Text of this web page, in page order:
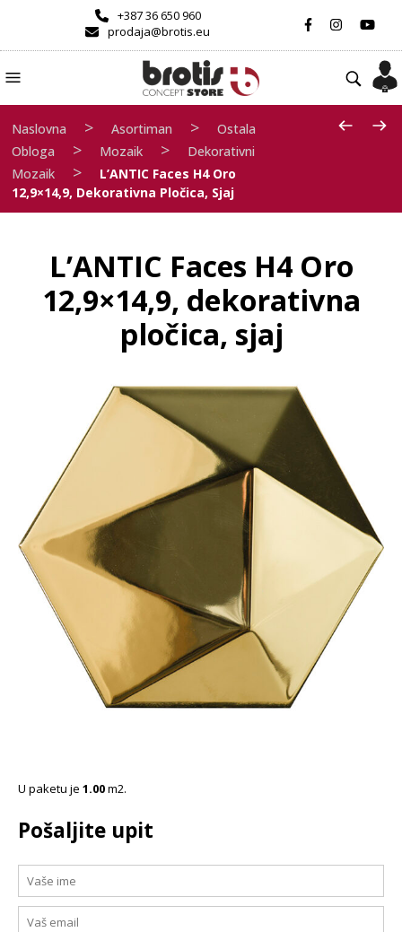
+387 36 650 960
prodaja@brotis.eu
Naslovna > Asortiman >
Ostala
Obloga
> Mozaik >
Dekorativni
Mozaik
>
L’ANTIC Faces H4 Oro
12,9×14,9, Dekorativna Pločica, Sjaj
L’ANTIC Faces H4 Oro
12,9×14,9, dekorativna
pločica, sjaj
U paketu je 1.00m2.
Pošaljite upit